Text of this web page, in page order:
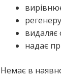
видаляє
надає
Немає в